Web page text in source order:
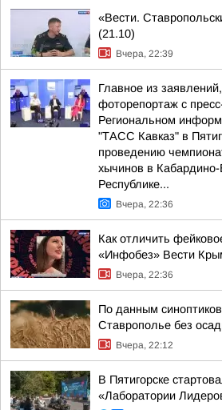
«Вести.
(21.10)
Вчера, 22:39
Главное из
фоторепортаж с
Региональном
"ТАСС Кавказ" в
проведению
хычинов в Кабардино-
Республике...
Вчера, 22:36
Как отличить
«Инфобез» Вести
Вчера, 22:36
По данным
Ставрополье без
Вчера, 22:12
В Пятигорске
«Лаборатории